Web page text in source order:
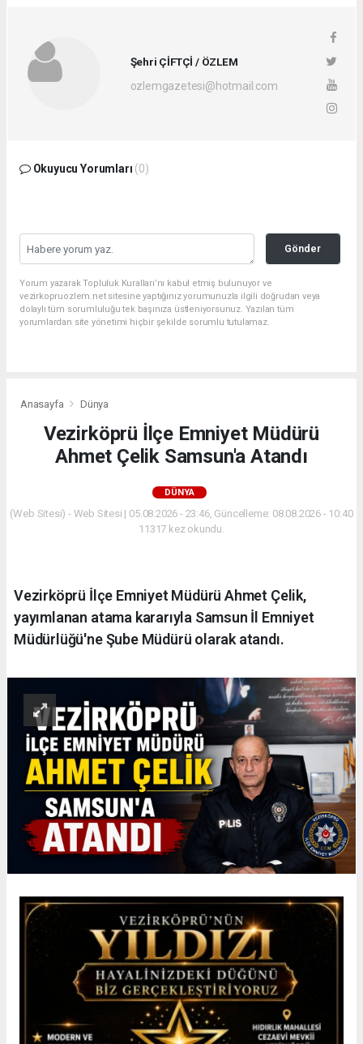
Şehri ÇİFTÇİ / ÖZLEM
ozlemgazetesi@hotmail.com
Okuyucu Yorumları (0)
Gönder
Yorum yazarak Topluluk Kuralları’nı kabul etmiş bulunuyor ve
vezirkopruozlem.net sitesine yaptığınız yorumunuzla ilgili doğrudan veya
dolaylı tüm sorumluluğu tek başınıza üstleniyorsunuz. Yazılan tüm
yorumlardan site yönetimi hiçbir şekilde sorumlu tutulamaz.
Anasayfa Dünya
Vezirköprü İlçe Emniyet Müdürü
Ahmet Çelik Samsun'a Atandı
DÜNYA
(Web Sitesi) - Web Sitesi | 05.08.2026 - 23:46, Güncelleme: 08.08.2026 - 10:40
11317 kez okundu.
Vezirköprü İlçe Emniyet Müdürü Ahmet Çelik,
yayımlanan atama kararıyla Samsun İl Emniyet
Müdürlüğü'ne Şube Müdürü olarak atandı.